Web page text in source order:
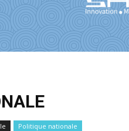
Politique nationale